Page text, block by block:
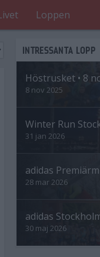
Loppen
INTRESSANTA LOPP
Höstrusket • 8
8 nov 2025
Winter Run
31 jan 2026
adidas
28 mar 2026
adidas
30 maj 2026